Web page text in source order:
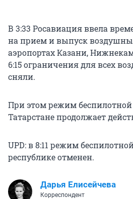
В 3:33 Росавиация ввела
на прием и выпуск
аэропортах Казани,
6:15 ограничения для всех
сняли.
При этом режим беспилотной
Татарстане продолжает
UPD: в 8:11 режим
республике отменен.
Дарья Елисейчева
Корреспондент